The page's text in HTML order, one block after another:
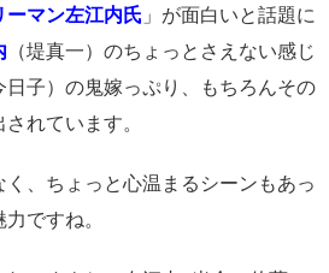
ーマン左江内氏 」が面白いと話題に
（堤真一）のちょっとさえない感じ
日子）の鬼嫁っぷり、もちろんその
れています。
、ちょっと心温まるシーンもあっ
ですね。